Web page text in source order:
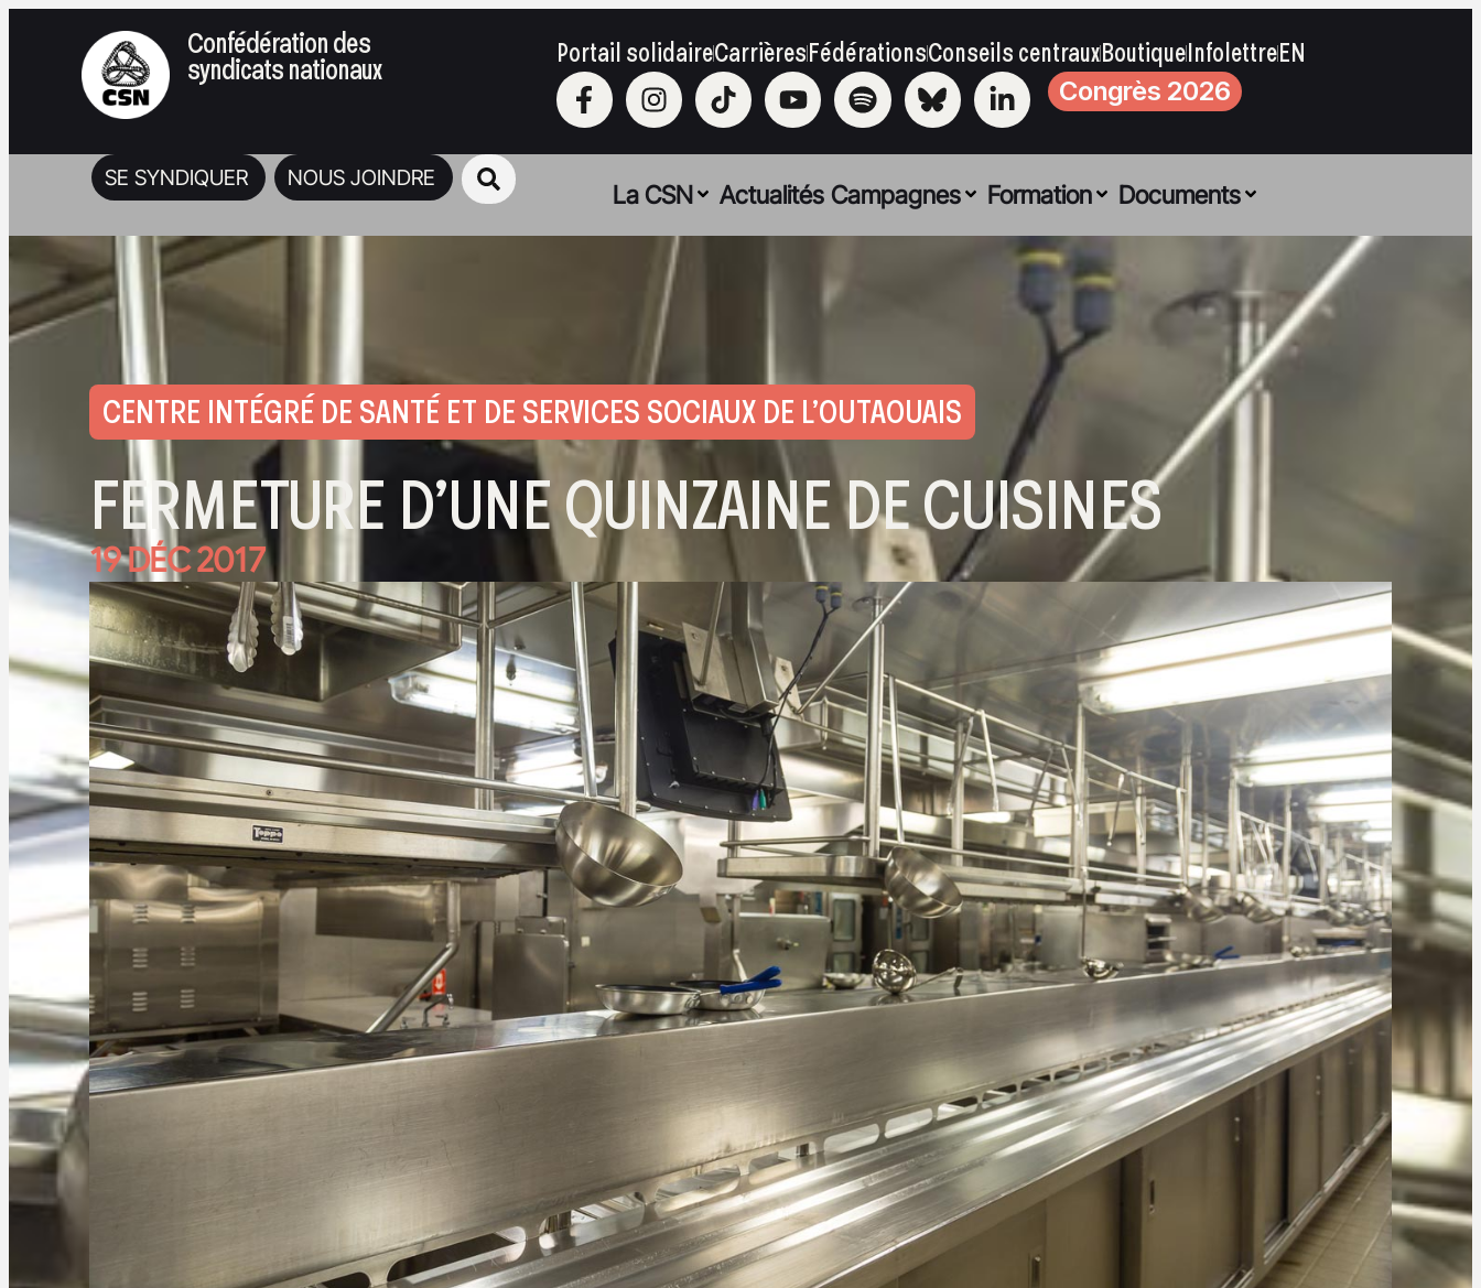
Confédération des
syndicats nationaux Portail solidaireCarrièresFédérationsConseils centrauxBoutiqueInfolettreEN
Congrès 2026
SE SYNDIQUER NOUS JOINDRE
La CSN Actualités Campagnes Formation Documents
CENTRE INTÉGRÉ DE SANTÉ ET DE SERVICES SOCIAUX DE L’OUTAOUAIS
FERMETURE D’UNE QUINZAINE DE CUISINES
19 DÉC 2017